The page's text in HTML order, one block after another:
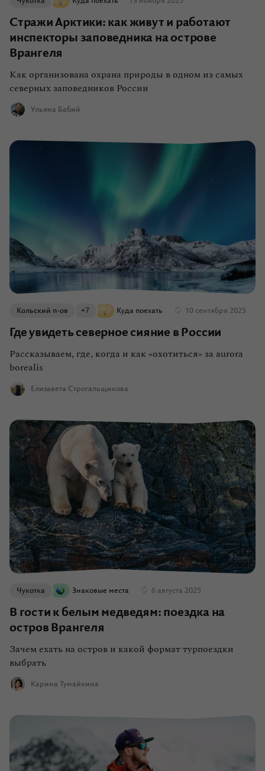
Стражи Арктики: как живут и работают
инспекторы заповедника на острове
Врангеля
Как организована охрана природы в одном из самых
северных заповедников России
Ульяна Бабий
Куда поехать
+7
Кольский п-ов 10 сентября 2025
Где увидеть северное сияние в России
Рассказываем, где, когда и как «охотиться» за aurora
borealis
Елизавета Строгальщикова
Знаковые места
Чукотка 6 августа 2025
В гости к белым медведям: поездка на
остров Врангеля
Зачем ехать на остров и какой формат турпоездки
выбрать
Карина Тумайкина